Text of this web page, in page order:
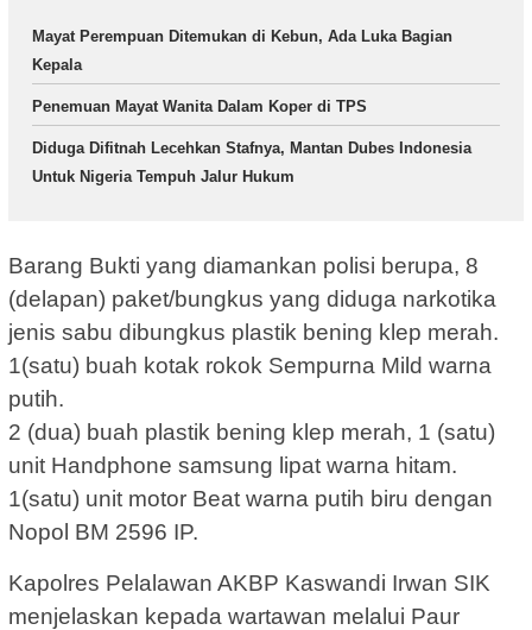
Mayat Perempuan Ditemukan di Kebun, Ada Luka Bagian
Kepala
Penemuan Mayat Wanita Dalam Koper di TPS
Diduga Difitnah Lecehkan Stafnya, Mantan Dubes Indonesia
Untuk Nigeria Tempuh Jalur Hukum
Barang Bukti yang diamankan polisi berupa, 8
(delapan) paket/bungkus yang diduga narkotika
jenis sabu dibungkus plastik bening klep merah.
1(satu) buah kotak rokok Sempurna Mild warna
putih.
2 (dua) buah plastik bening klep merah, 1 (satu)
unit Handphone samsung lipat warna hitam.
1(satu) unit motor Beat warna putih biru dengan
Nopol BM 2596 IP.
Kapolres Pelalawan AKBP Kaswandi Irwan SIK
menjelaskan kepada wartawan melalui Paur